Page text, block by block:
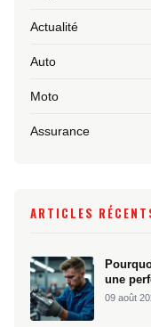
Actualité
Auto
Moto
Assurance
ARTICLES
une
09 août